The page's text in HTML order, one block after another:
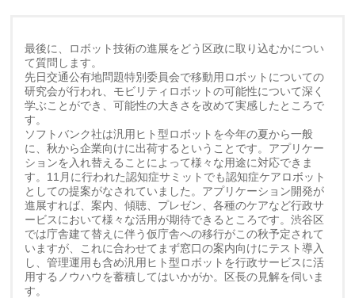
最後に、ロボット技術の進展をどう区政に取り込むかについ
て質問します。
先日交通公有地問題特別委員会で移動用ロボットについての
研究会が行われ、モビリティロボットの可能性について深く
学ぶことができ、可能性の大きさを改めて実感したところで
す。
ソフトバンク社は汎用ヒト型ロボットを今年の夏から一般
に、秋から企業向けに出荷するということです。アプリケー
ションを入れ替えることによって様々な用途に対応できま
す。11月に行われた認知症サミットでも認知症ケアロボット
としての提案がなされていました。アプリケーション開発が
進展すれば、案内、傾聴、プレゼン、各種のケアなど行政サ
ービスにおいて様々な活用が期待できるところです。渋谷区
では庁舎建て替えに伴う仮庁舎への移行がこの秋予定されて
いますが、これに合わせてまず窓口の案内向けにテスト導入
し、管理運用も含め汎用ヒト型ロボットを行政サービスに活
用するノウハウを蓄積してはいかがか。区長の見解を伺いま
す。